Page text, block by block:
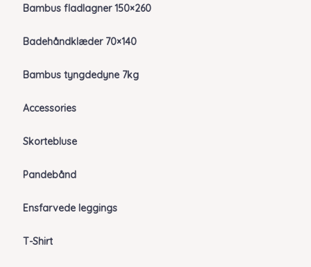
Bambus fladlagner 150×260
Badehåndklæder 70×140
Bambus tyngdedyne 7kg
Accessories
Skortebluse
Pandebånd
Ensfarvede leggings
T-Shirt